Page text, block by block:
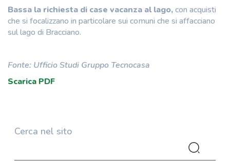
Bassa la richiesta di case vacanza al lago,con acquisti
che si focalizzano in particolare sui comuni che si affacciano
sul lago di Bracciano.
Fonte: Ufficio Studi Gruppo Tecnocasa
Scarica PDF
Cerca nel sito